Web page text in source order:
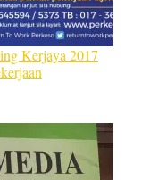
Kerjaya 2017